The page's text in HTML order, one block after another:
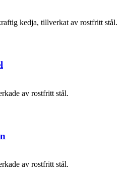
kedja, tillverkat av rostfritt stål.
av rostfritt stål.
av rostfritt stål.